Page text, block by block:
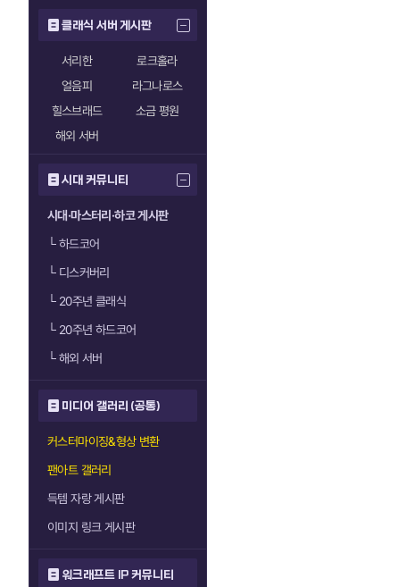
클래식 서버 게시판
서리한
로크홀라
얼음피
라그나로스
힐스브래드
소금 평원
해외 서버
시대 커뮤니티
시대·마스터리·하코 게시판
└하드코어
└디스커버리
└20주년 클래식
└20주년 하드코어
└해외 서버
미디어 갤러리 (공통)
커스터마이징&형상 변환
팬아트 갤러리
득템 자랑 게시판
이미지 링크 게시판
워크래프트 IP 커뮤니티